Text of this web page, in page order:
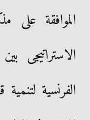
الموافقة على
الاستراتيجى
الفرنسية